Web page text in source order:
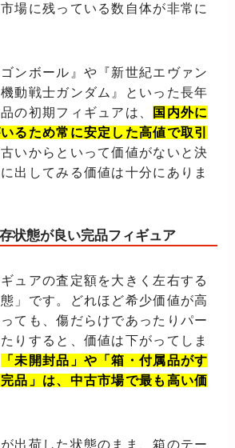
場に残っている数自体が非常に
ンボール』や『新世紀エヴァン
動戦士ガンダム』といった長年
の初期フィギュアは、
国内外に
るため常に安定した高値で取引
いからといって価値がないと決
出してみる価値は十分にありま
状態が良い完品フィギュア
ュアの査定額を大きく左右する
」です。どれほど希少価値が高
ても、傷だらけであったりパー
りすると、価値は下がってしま
「未開封品」や「箱・付属品がす
品」は、中古市場で最も高い価
出荷した状態のまま、箱のテー